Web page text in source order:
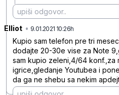
Elliot • 9.01.2021 10:26h
Kupio sam telefon pre tri
dodajte 20-30e vise za Note
sam kupio zeleni,4/64 konf.,za
igrice,gledanje Youtubea i
da ga ne shebu sa nekim